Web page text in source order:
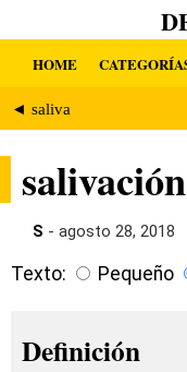
HOME
◄ saliva
salivación
S - agosto 28, 2018
Texto: Pequeño
Definición